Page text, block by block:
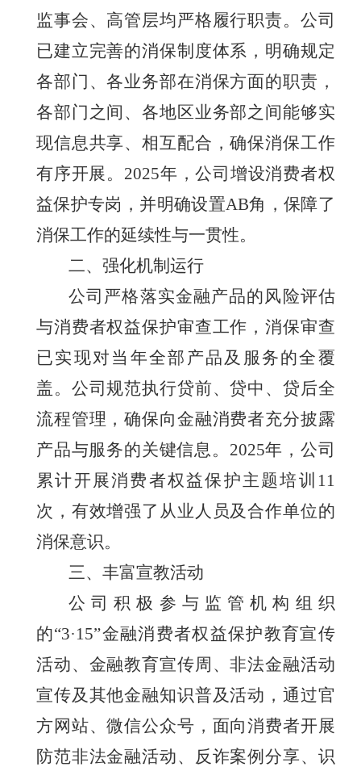
监事会、高管层均严格履行职责。公司
已建立完善的消保制度体系，明确规定
各部门、各业务部在消保方面的职责，
各部门之间、各地区业务部之间能够实
现信息共享、相互配合，确保消保工作
有序开展。 2025年，公司增设消费者权
益保护专岗，并明确设置AB角，保障了
消保工作的延续性与一贯性。
二、强化机制运行
公司严格落实金融产品的风险评估
与消费者权益保护审查工作，消保审查
已实现对当年全部产品及服务的全覆
盖。公司规范执行贷前、贷中、贷后全
流程管理，确保向金融消费者充分披露
产品与服务的关键信息。 2025年，公司
累计开展消费者权益保护主题培训11
次，有效增强了从业人员及合作单位的
消保意识。
三、丰富宣教活动
公司积极参与监管机构组织
的“3·15”金融消费者权益保护教育宣传
活动、金融教育宣传周、非法金融活动
宣传及其他金融知识普及活动 ，通过官
方网站、微信公众号，面向消费者开展
防范非法金融活动、反诈案例分享、识